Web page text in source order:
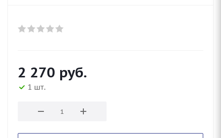
2 270 руб.
1 шт.